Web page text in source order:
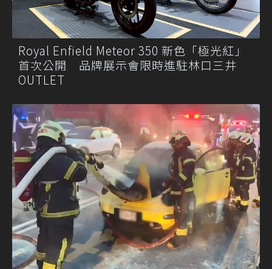
Royal Enfield Meteor 350 新色「極光紅」
首次公開 品牌展示會限時進駐林口三井
OUTLET